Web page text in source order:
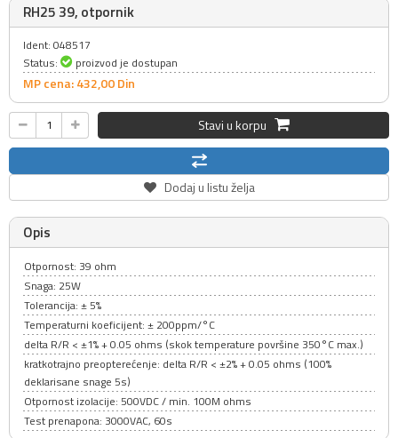
RH25 39, otpornik
Ident: 048517
Status:
proizvod je dostupan
MP cena: 432,00Din
Stavi u korpu
Dodaj u listu želja
Opis
Otpornost: 39 ohm
Snaga: 25W
Tolerancija: ± 5%
Temperaturni koeficijent: ± 200ppm/°C
delta R/R < ±1% + 0.05 ohms (skok temperature površine 350°C max.)
kratkotrajno preopterećenje: delta R/R < ±2% + 0.05 ohms (100%
deklarisane snage 5s)
Otpornost izolacije: 500VDC / min. 100M ohms
Test prenapona: 3000VAC, 60s